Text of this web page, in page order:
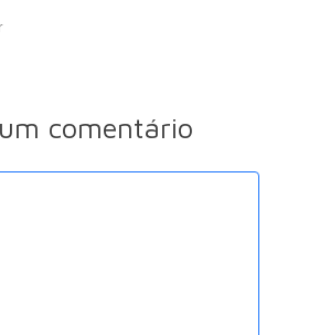
comentário